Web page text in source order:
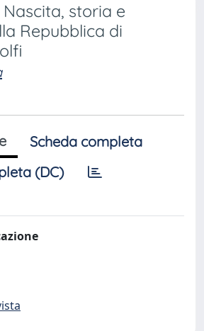
storia e
Repubblica di
Scheda completa
(DC)